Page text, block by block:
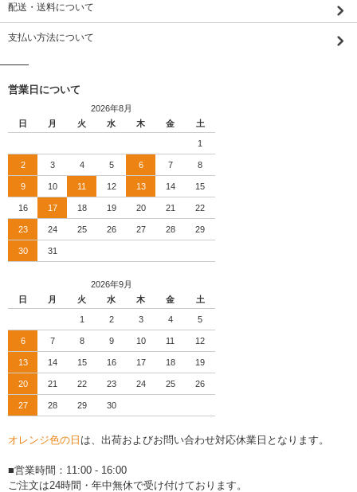
配送・送料について
支払い方法について
営業日について
2026年8月
日
月 火 水 木 金 土
1
2 3 4 5 6 7 8
9 10 11 12 13 14 15
16 17 18 19 20 21 22
23 24 25 26 27 28 29
30 31
2026年9月
日
月 火 水 木 金 土
1 2 3 4 5
6 7 8 9 10 11 12
13 14 15 16 17 18 19
20 21 22 23 24 25 26
27 28 29 30
オレンジ色の日 は、出荷およびお問い合わせ対応休業日となります。
■営業時間：11:00 - 16:00
ご注文は24時間・年中無休で受け付けております。